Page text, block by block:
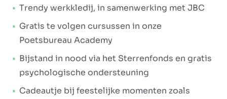
Trendy werkkledij, in samenwerking met JBC
Gratis te volgen cursussen in onze
Poetsbureau Academy
Bijstand in nood via het Sterrenfonds en gratis
psychologische ondersteuning
Cadeautje bij feestelijke momenten zoals